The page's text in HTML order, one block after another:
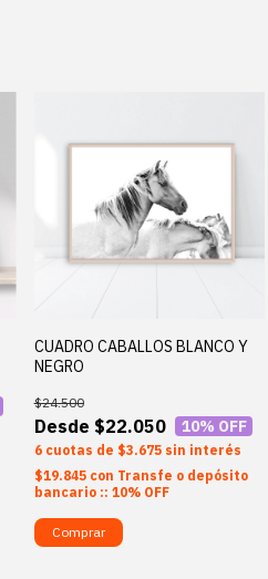
CUADRO CABALLOS BLANCO Y
NEGRO
$22.050
$24.500
10% OFF
6 $3.675 sin interés
$19.845 con Transfe o depósito
bancario :: 10% OFF
Comprar